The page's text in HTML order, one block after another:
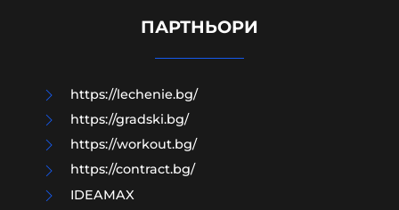
ПАРТНЬОРИ
https://lechenie.bg/
https://gradski.bg/
https://workout.bg/
https://contract.bg/
IDEAMAX